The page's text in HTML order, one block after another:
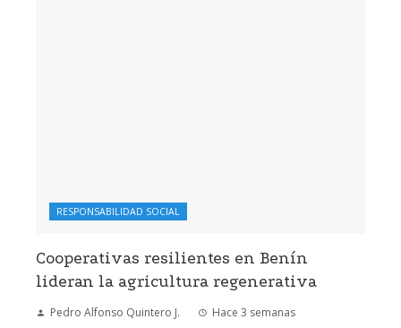
RESPONSABILIDAD SOCIAL
Cooperativas resilientes en Benín
lideran la agricultura regenerativa
Pedro Alfonso Quintero J. Hace 3 semanas